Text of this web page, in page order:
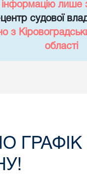
лише
судової
з
області